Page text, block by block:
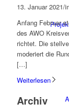
13. Januar 2021/
Anfang Februar
des AWO
richtet. Die
moderiert die
[…]
Weiterlesen
Archiv